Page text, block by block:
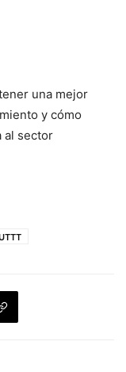
una mejor
y cómo
al sector